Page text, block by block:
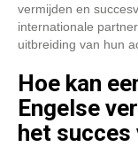
vermijden en
internationale
uitbreiding van hun
Hoe kan
Engelse
het succes